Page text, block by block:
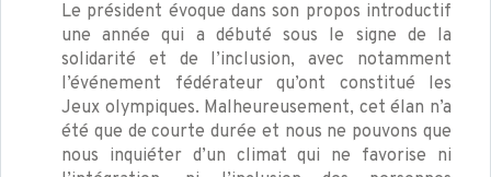
Le président évoque dans son propos introductif
une année qui a débuté sous le signe de la
solidarité et de l’inclusion, avec notamment
l’événement fédérateur qu’ont constitué les
Jeux olympiques. Malheureusement, cet élan n’a
été que de courte durée et nous ne pouvons que
nous inquiéter d’un climat qui ne favorise ni